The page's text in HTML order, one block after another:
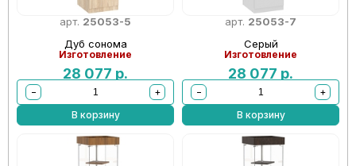
арт. 25053-5
Дуб сонома
Изготовление
28 077 р.
−
+
В корзину
арт. 25053-7
Серый
Изготовление
28 077 р.
−
+
В корзину